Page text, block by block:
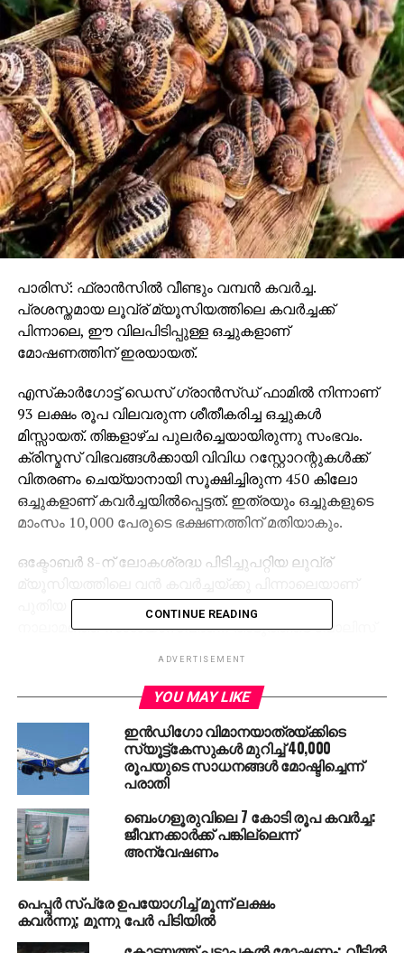
പാരിസ്: ഫ്രാന്‍സില്‍ വീണ്ടും വമ്പന്‍ കവര്‍ച്ച.
പ്രശസ്തമായ ലൂവ്ര് മ്യൂസിയത്തിലെ കവര്‍ച്ചക്ക്
പിന്നാലെ, ഈ വിലപിടിപ്പുള്ള ഒച്ചുകളാണ്
മോഷണത്തിന് ഇരയായത്.
എസ്‌കാര്‍ഗോട്ട് ഡെസ് ഗ്രാന്‍സ്ഡ് ഫാമില്‍ നിന്നാണ്
93 ലക്ഷം രൂപ വിലവരുന്ന ശീതീകരിച്ച ഒച്ചുകള്‍
മിസ്സായത്. തിങ്കളാഴ്ച പുലര്‍ച്ചെയായിരുന്നു സംഭവം.
ക്രിസ്മസ് വിഭവങ്ങള്‍ക്കായി വിവിധ റസ്റ്റോറന്റുകള്‍ക്ക്
വിതരണം ചെയ്യാനായി സൂക്ഷിച്ചിരുന്ന 450 കിലോ
ഒച്ചുകളാണ് കവര്‍ച്ചയില്‍പ്പെട്ടത്. ഇത്രയും ഒച്ചുകളുടെ
മാംസം 10,000 പേരുടെ ഭക്ഷണത്തിന് മതിയാകും.
ഒക്ടോബര്‍ 8-ന് ലോകശ്രദ്ധ പിടിച്ചുപറ്റിയ ലൂവ്ര്
പുതിയ സംഭവം. മ്യൂസിയം കവര്‍ച്ച കേസില്‍
നാലാമത്തെ സംശയാസ്പദനെ അടുത്തിടെ പോലിസ്
RELATED TOPICS: FRANCE ROBBERY SNAILS THEFT
DON'T MISS
ഡിജിറ്റല്‍ തട്ടിപ്പ്; കോഴിക്കോട് സ്വദേശിനിയില്‍
നിന്ന് 2.04 കോടി തട്ടിയ കേസില്‍ ഒരാള്‍ അറസ്റ്റില്‍
CONTINUE READING
ADVERTISEMENT
YOU MAY LIKE
ഇന്‍ഡിഗോ വിമാനയാത്രയ്ക്കിടെ
സ്യൂട്ട്‌കേസുകള്‍ മുറിച്ച് 40,000
രൂപയുടെ സാധനങ്ങള്‍ മോഷ്ടിച്ചെന്ന്
പരാതി
ബെംഗളൂരുവിലെ 7 കോടി രൂപ കവര്‍ച്ച:
ജീവനക്കാര്‍ക്ക് പങ്കില്ലെന്ന്
അന്വേഷണം
പെപ്പര്‍ സ്‌പ്രേ ഉപയോഗിച്ച് മൂന്ന് ലക്ഷം
കവര്‍ന്നു; മൂന്നു പേര്‍ പിടിയില്‍